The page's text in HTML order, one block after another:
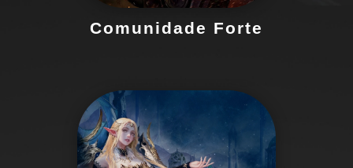
Comunidade Forte
Explore tutoriais que mostram